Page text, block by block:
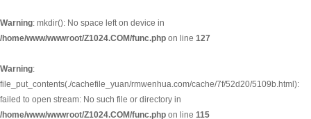
Warning: mkdir(): No space left on device in
/home/www/wwwroot/Z1024.COM/func.php on line 127
Warning:
file_put_contents(./cachefile_yuan/rmwenhua.com/cache/7f/52d20/5109b.html):
failed to open stream: No such file or directory in
/home/www/wwwroot/Z1024.COM/func.php on line 115